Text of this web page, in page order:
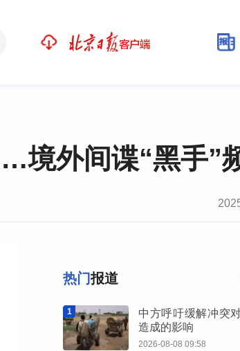
境外间谍“黑手”
热门报道
1
中方呼吁缓解冲突
造成的影响
2026-08-08 09:58